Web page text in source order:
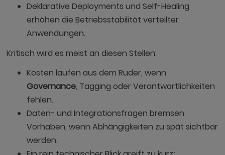
Deklarative Deployments und Self-Healing
erhöhen die Betriebsstabilität verteilter
Anwendungen.
Kritisch wird es meist an diesen Stellen:
Kosten laufen aus dem Ruder, wenn
Governance, Tagging oder Verantwortlichkeiten
fehlen.
Daten- und Integrationsfragen bremsen
Vorhaben, wenn Abhängigkeiten zu spät sichtbar
werden.